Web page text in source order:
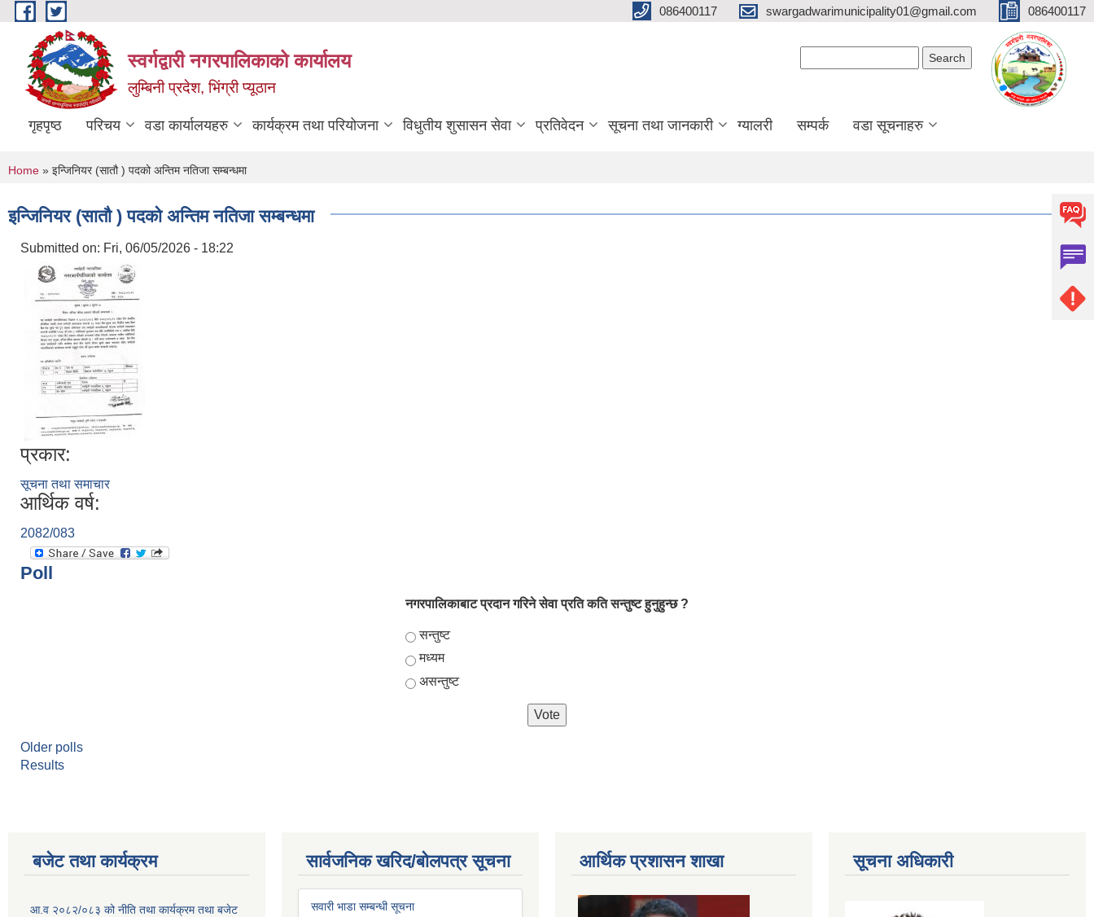
Skip to main content 086400117 swargadwarimunicipality01@gmail.com 086400117
स्वर्गद्वारी नगरपालिकाको कार्यालय
लुम्बिनी प्रदेश, भिंग्री प्यूठान
गृहपृष्ठ परिचय वडा कार्यालयहरु कार्यक्रम तथा परियोजना विधुतीय शुसासन सेवा प्रतिवेदन सूचना तथा जानकारी ग्यालरी सम्पर्क वडा सूचनाहरु
You are here
Home » इन्जिनियर (सातौ ) पदको अन्तिम नतिजा सम्बन्धमा
इन्जिनियर (सातौ ) पदको अन्तिम नतिजा सम्बन्धमा
Submitted on: Fri, 06/05/2026 - 18:22
प्रकार:
सूचना तथा समाचार
आर्थिक वर्ष:
2082/083
Poll
नगरपालिकाबाट प्रदान गरिने सेवा प्रति कति सन्तुष्ट हुनुहुन्छ ?
Choices
सन्तुष्ट
मध्यम
असन्तुष्ट
Older polls
Results
बजेट तथा कार्यक्रम
आ.व २०८२/०८३ को नीति तथा कार्यक्रम तथा बजेट
सार्वजनिक खरिद/बोलपत्र सूचना
सवारी भाडा सम्बन्धी सूचना
आर्थिक प्रशासन शाखा सूचना अधिकारी